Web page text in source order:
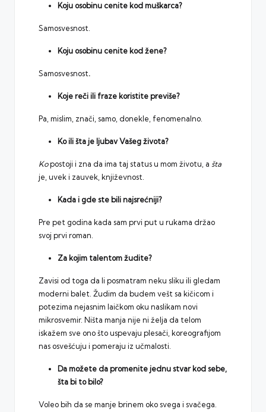
Koju osobinu cenite kod muškarca?
Samosvesnost.
Koju osobinu cenite kod žene?
Samosvesnost.
Koje reči ili fraze koristite previše?
Pa, mislim, znači, samo, donekle, fenomenalno.
Ko ili šta je ljubav Vašeg života?
Kopostoji i zna da ima taj status u mom životu, a šta
je, uvek i zauvek, književnost.
Kada i gde ste bili najsrećniji?
Pre pet godina kada sam prvi put u rukama držao
svoj prvi roman.
Za kojim talentom žudite?
Zavisi od toga da li posmatram neku sliku ili gledam
moderni balet. Žudim da budem vešt sa kičicom i
potezima nejasnim laičkom oku naslikam novi
mikrosvemir. Ništa manja nije ni želja da telom
iskažem sve ono što uspevaju plesači, koreografijom
nas osvešćuju i pomeraju iz učmalosti.
Da možete da promenite jednu stvar kod sebe,
šta bi to bilo?
Voleo bih da se manje brinem oko svega i svačega.